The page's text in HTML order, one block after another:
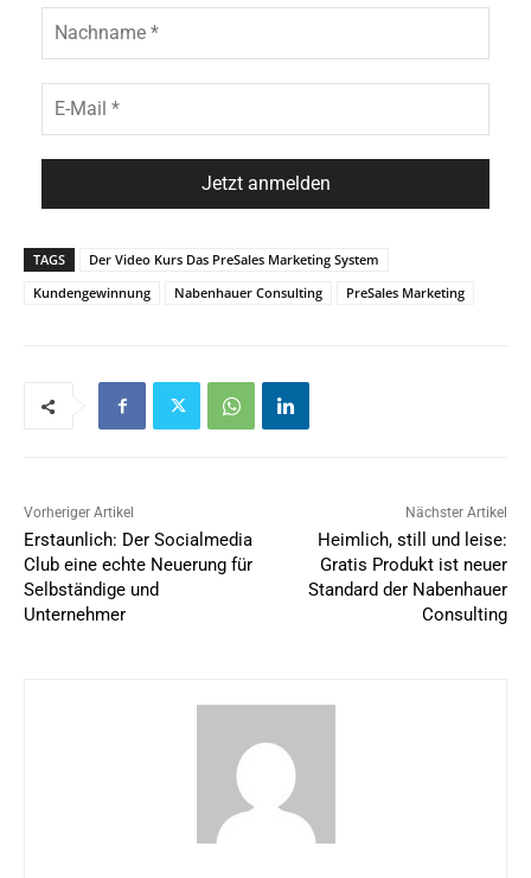
TAGS
Der Video Kurs Das PreSales Marketing System
Kundengewinnung
Nabenhauer Consulting PreSales Marketing
Vorheriger Artikel
Erstaunlich: Der Socialmedia
Club eine echte Neuerung für
Selbständige und
Unternehmer
Nächster Artikel
Heimlich, still und leise:
Gratis Produkt ist neuer
Standard der Nabenhauer
Consulting